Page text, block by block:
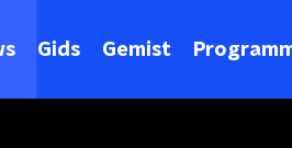
Gids Gemist